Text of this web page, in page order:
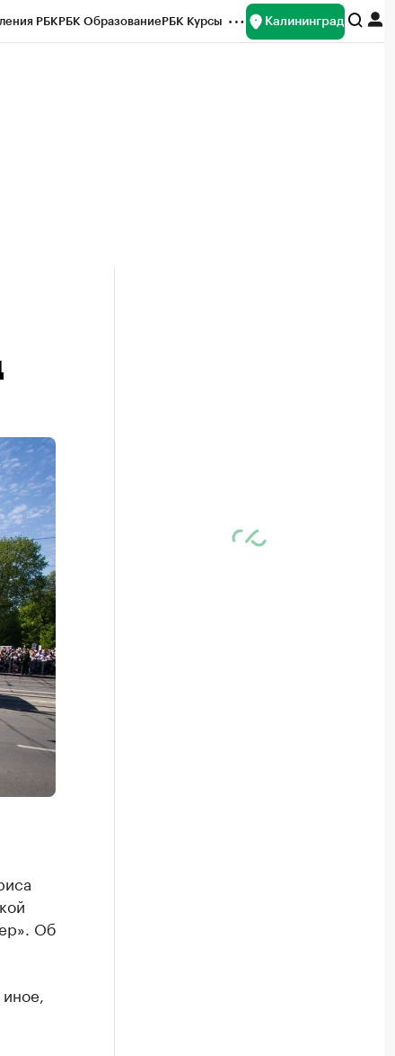
РБКРБК ОбразованиеРБК Курсы Калининград
Об